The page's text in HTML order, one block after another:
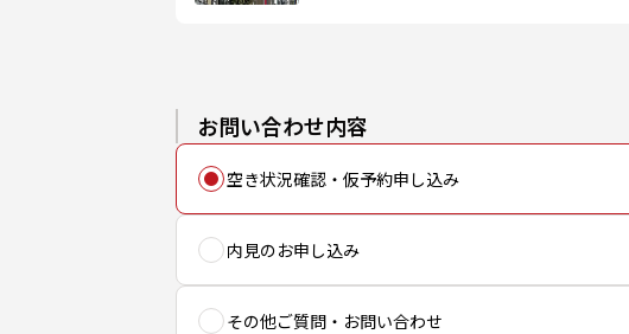
お問い合わせ内容
空き状況確認・仮予約申し込み
内見のお申し込み
その他ご質問・お問い合わせ